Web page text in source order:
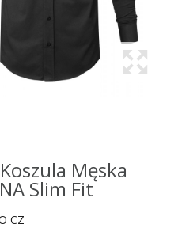
Męska
Slim Fit
CZ